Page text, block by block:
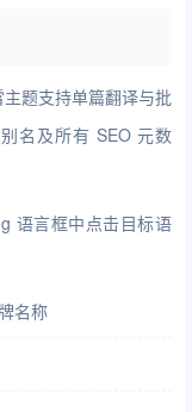
题支持单篇翻译与批
名及所有 SEO 元数
语言框中点击目标语
名称